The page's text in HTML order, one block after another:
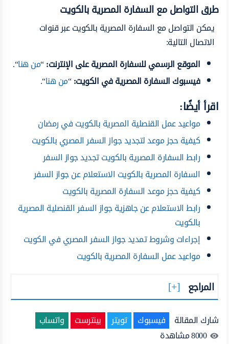
طرق التواصل مع السفارة المصرية بالكويت
يمكن التواصل مع السفارة المصرية بالكويت عبر قنوات
الاتصال التالية:
الموقع الرسمي للسفارة المصرية على الإنترنت:
“من هنا“.
فيسبوك السفارة المصرية في الكويت:
“من هنا“.
اقرأ أيضًا:
مواعيد عمل القنصلية المصرية بالكويت في رمضان
كيفية حجز موعد لتجديد جواز السفر المصري بالكويت
رابط السفارة المصرية بالكويت تجديد جواز السفر
السفارة المصرية بالكويت الاستعلام عن جواز السفر
كيفية حجز موعد السفارة المصرية بالكويت
رابط الاستعلام عن جاهزية جواز السفر القنصلية المصرية
بالكويت
إجراءات وشروط تمديد جواز السفر المصري في الكويت
مواعيد عمل السفارة المصرية بالكويت
المراجع
شارك المقالة فيسبوك تويتر بينترست
واتساب
8000مشاهدة